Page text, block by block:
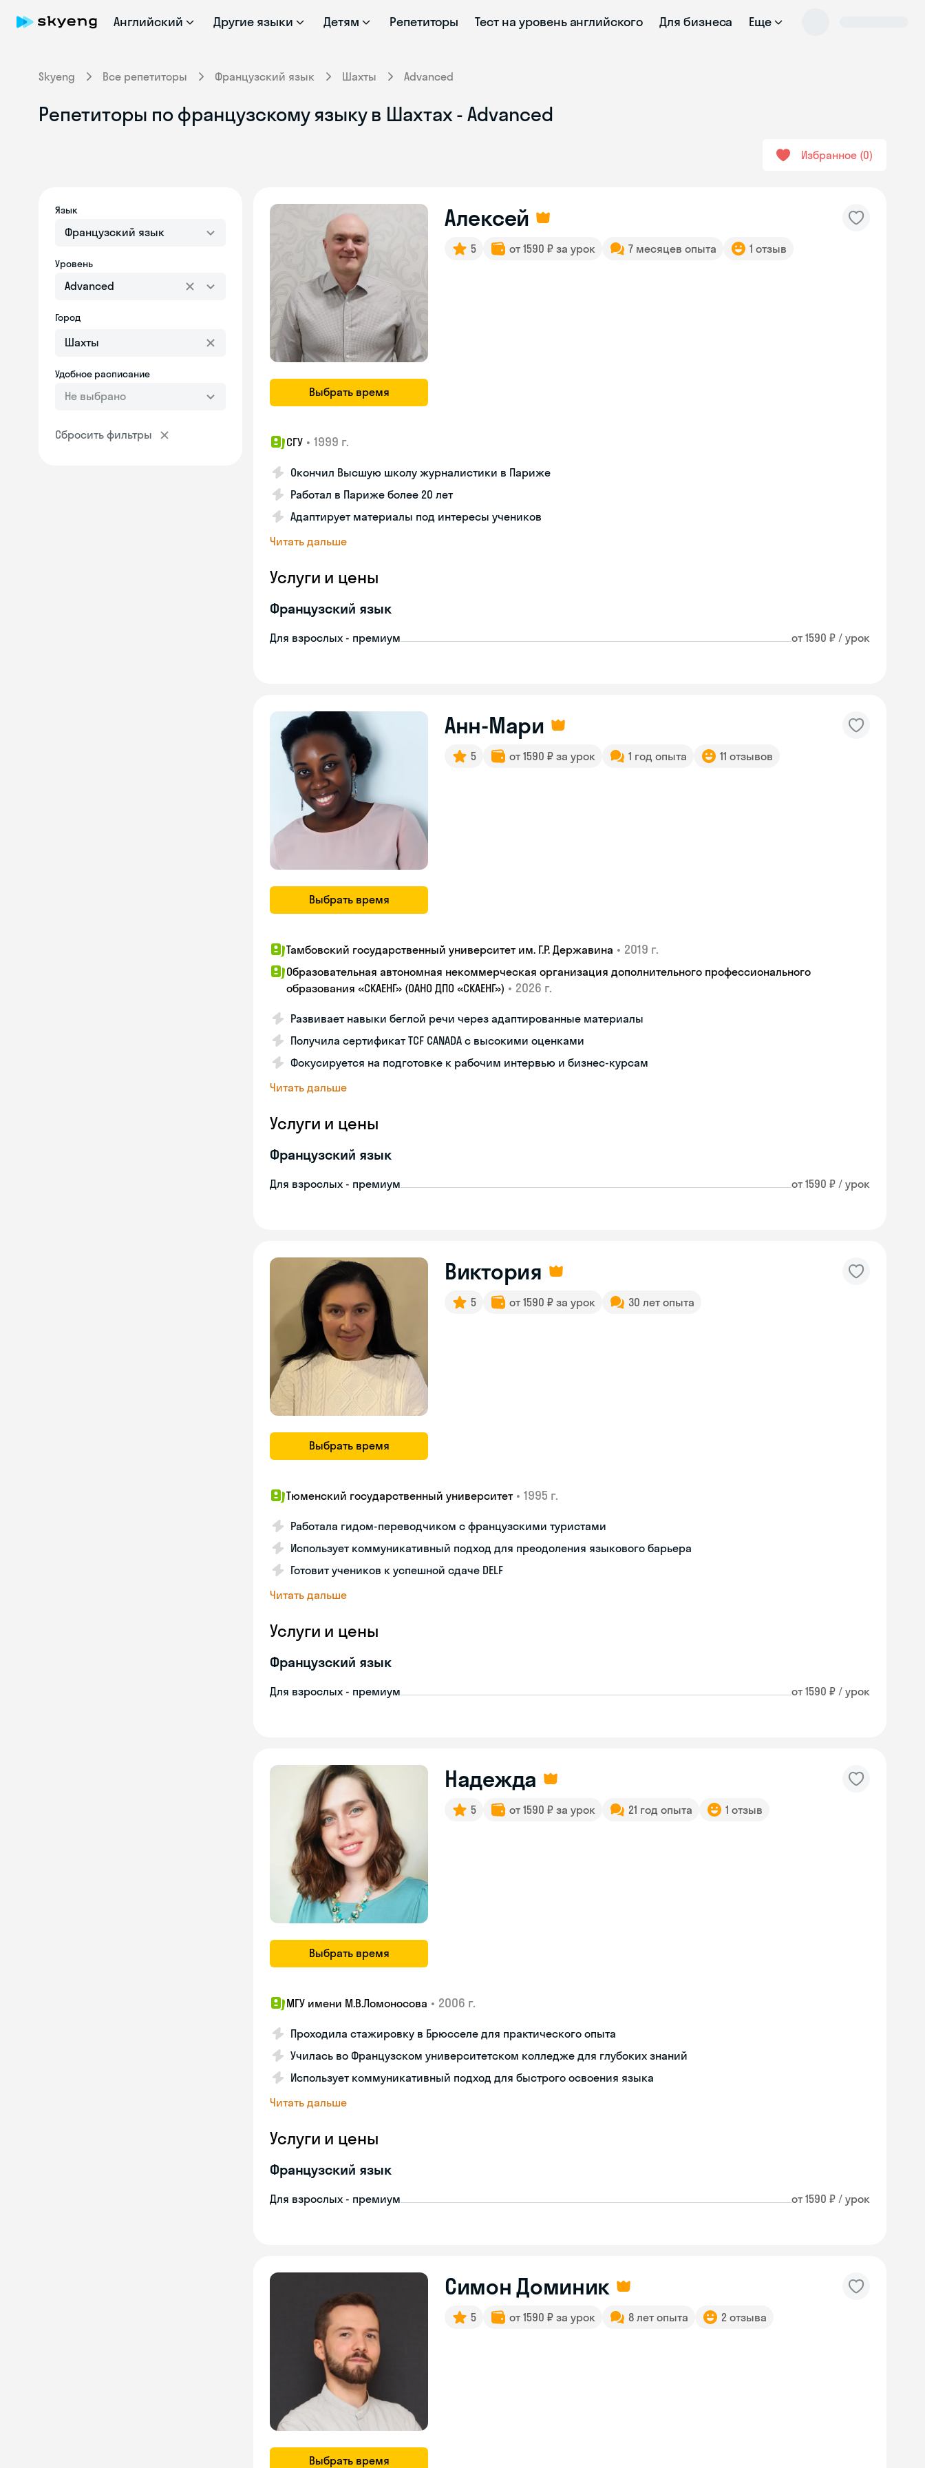
Английский Другие языки Детям Репетиторы Тест на уровень английского Для бизнеса Еще
Skyeng Все репетиторы Французский язык Шахты Advanced
Репетиторы по французскому языку в Шахтах - Advanced
Избранное 0
Язык
Французский язык
Уровень
Advanced
Город
Удобное расписание
Не выбрано
Сбросить фильтры
Выбрать время
Алексей
5 от 1590 ₽ за урок 7 месяцев опыта 1 отзыв
СГУ • 1999 г.
Окончил Высшую школу журналистики в Париже
Работал в Париже более 20 лет
Адаптирует материалы под интересы учеников
Читать дальше
Услуги и цены
Французский язык
Для взрослых - премиум от 1590 ₽ / урок
Выбрать время
Анн-Мари
5 от 1590 ₽ за урок 1 год опыта 11 отзывов
Тамбовский государственный университет им. Г.Р. Державина • 2019 г.
Образовательная автономная некоммерческая организация дополнительного профессионального
образования «СКАЕНГ» (ОАНО ДПО «СКАЕНГ») • 2026 г.
Развивает навыки беглой речи через адаптированные материалы
Получила сертификат TCF CANADA с высокими оценками
Фокусируется на подготовке к рабочим интервью и бизнес-курсам
Читать дальше
Услуги и цены
Французский язык
Для взрослых - премиум от 1590 ₽ / урок
Выбрать время
Виктория
5 от 1590 ₽ за урок 30 лет опыта
Тюменский государственный университет • 1995 г.
Работала гидом-переводчиком с французскими туристами
Использует коммуникативный подход для преодоления языкового барьера
Готовит учеников к успешной сдаче DELF
Читать дальше
Услуги и цены
Французский язык
Для взрослых - премиум от 1590 ₽ / урок
Выбрать время
Надежда
5 от 1590 ₽ за урок 21 год опыта 1 отзыв
МГУ имени М.В.Ломоносова • 2006 г.
Проходила стажировку в Брюсселе для практического опыта
Училась во Французском университетском колледже для глубоких знаний
Использует коммуникативный подход для быстрого освоения языка
Читать дальше
Услуги и цены
Французский язык
Для взрослых - премиум от 1590 ₽ / урок
Выбрать время
Симон Доминик
5 от 1590 ₽ за урок 8 лет опыта 2 отзыва